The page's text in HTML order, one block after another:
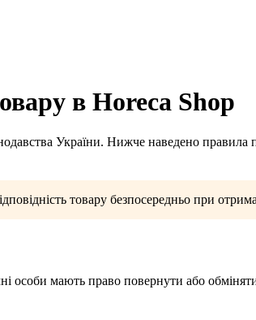
в Horeca Shop
України. Нижче наведено правила
товару безпосередньо при
особи мають право повернути або